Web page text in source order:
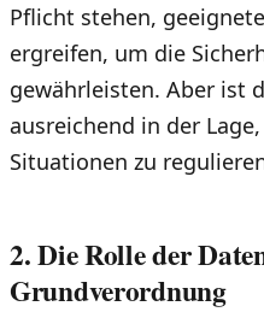
Pflicht stehen,
ergreifen, um die
gewährleisten. Aber ist
ausreichend in der
Situationen zu
2. Die Rolle der
Grundverordnung